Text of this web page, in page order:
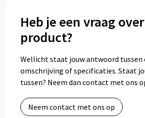
Snoep
Paraplu's
Stormparaplu's
Heb je een vraag
product?
Wellicht staat jouw antwoord tussen
omschrijving of specificaties. Staat
tussen? Neem dan contact met ons
Neem contact met ons op